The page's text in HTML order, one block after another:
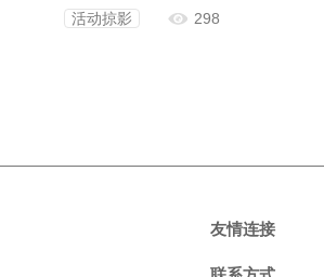
课活动热潮。四川仁竞律师事务所党
军同志展演《抗击新冠疫情 彰显中国
活动掠影 298
友情连接